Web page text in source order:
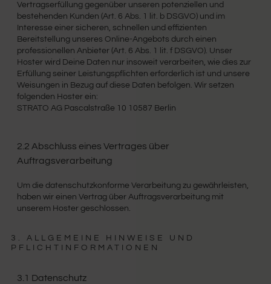
Vertragserfüllung gegenüber unseren potenziellen und
bestehenden Kunden (Art. 6 Abs. 1 lit. b DSGVO) und im
Interesse einer sicheren, schnellen und effizienten
Bereitstellung unseres Online-Angebots durch einen
professionellen Anbieter (Art. 6 Abs. 1 lit. f DSGVO). Unser
Hoster wird Deine Daten nur insoweit verarbeiten, wie dies zur
Erfüllung seiner Leistungspflichten erforderlich ist und unsere
Weisungen in Bezug auf diese Daten befolgen. Wir setzen
folgenden Hoster ein:
STRATO AG Pascalstraße 10 10587 Berlin
2.2 Abschluss eines Vertrages über
Auftragsverarbeitung
Um die datenschutzkonforme Verarbeitung zu gewährleisten,
haben wir einen Vertrag über Auftragsverarbeitung mit
unserem Hoster geschlossen.
3. ALLGEMEINE HINWEISE UND
PFLICHTINFORMATIONEN
3.1 Datenschutz